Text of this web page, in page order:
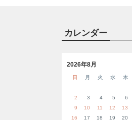
カレンダー
2026年8月
日 月 火 水 木
2
3 4 5 6
9
10 11 12 13
16
17 18 19 20